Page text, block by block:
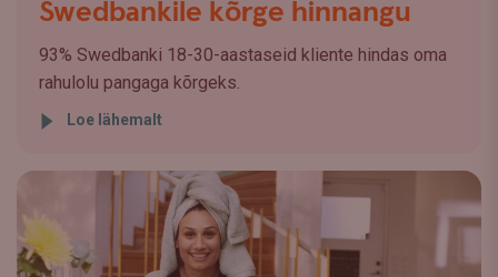
Swedbankile kõrge hinnangu
93% Swedbanki 18-30-aastaseid kliente hindas oma
rahulolu pangaga kõrgeks.
Loe lähemalt